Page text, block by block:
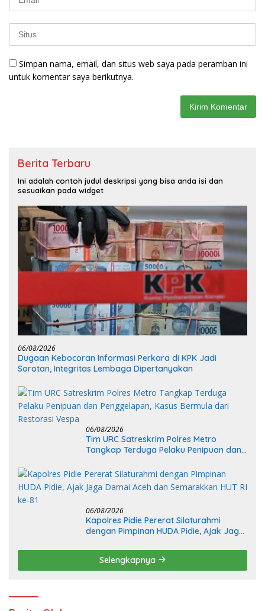
Simpan nama, email, dan situs web saya pada peramban ini
untuk komentar saya berikutnya.
Berita Terbaru
Ini adalah contoh judul deskripsi yang bisa anda isi dan
sesuaikan pada widget
06/08/2026
Dugaan Kebocoran Informasi Perkara di KPK Jadi
Sorotan, Integritas Lembaga Dipertanyakan
06/08/2026
Tim URC Satreskrim Polres Metro
Tangkap Terduga Pelaku Penipuan dan
Restorasi Vespa
06/08/2026
Kapolres Pidie Pererat Silaturahmi
dengan Pimpinan HUDA Pidie, Ajak Jaga
81
Selengkapnya